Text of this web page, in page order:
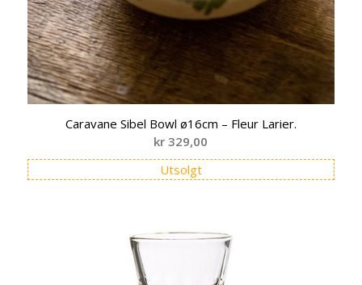
Caravane Sibel Bowl ø16cm – Fleur Larier.
kr 329,00
Utsolgt